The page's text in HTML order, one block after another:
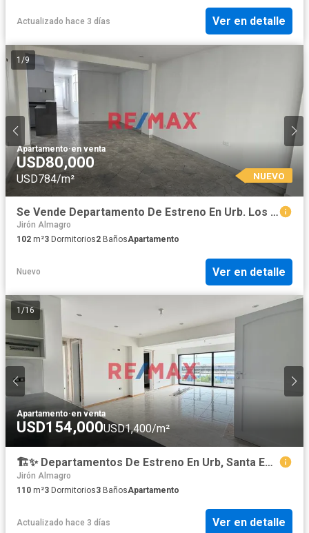
Actualizado hace 3 días Ver en detalle
1 /9
Apartamento·en venta
USD80,000
USD784/m² NUEVO
Se Vende Departamento De Estreno En Urb. Los Rosales De San Luis
Jirón Almagro
102 m²3 Dormitorios2 BañosApartamento
Nuevo Ver en detalle
1 /16
Apartamento·en venta
USD154,000USD1,400/m²
🏗️✨ Departamentos De Estreno En Urb, Santa Edelmira ✨🏗️ Piso 3 Vista Externa
Jirón Almagro
110 m²3 Dormitorios3 BañosApartamento
Actualizado hace 3 días Ver en detalle